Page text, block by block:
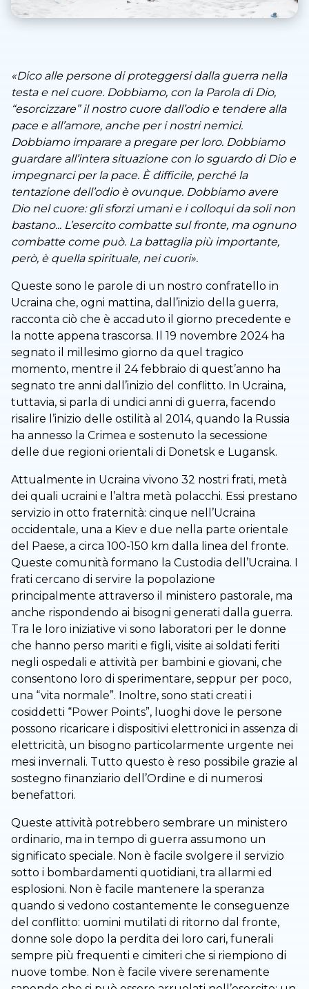
«Dico alle persone di proteggersi dalla guerra nella
testa e nel cuore. Dobbiamo, con la Parola di Dio,
“esorcizzare” il nostro cuore dall’odio e tendere alla
pace e all’amore, anche per i nostri nemici.
Dobbiamo imparare a pregare per loro. Dobbiamo
guardare all’intera situazione con lo sguardo di Dio e
impegnarci per la pace. È difficile, perché la
tentazione dell’odio è ovunque. Dobbiamo avere
Dio nel cuore: gli sforzi umani e i colloqui da soli non
bastano... L’esercito combatte sul fronte, ma ognuno
combatte come può. La battaglia più importante,
però, è quella spirituale, nei cuori».
Queste sono le parole di un nostro confratello in
Ucraina che, ogni mattina, dall’inizio della guerra,
racconta ciò che è accaduto il giorno precedente e
la notte appena trascorsa. Il 19 novembre 2024 ha
segnato il millesimo giorno da quel tragico
momento, mentre il 24 febbraio di quest’anno ha
segnato tre anni dall’inizio del conflitto. In Ucraina,
tuttavia, si parla di undici anni di guerra, facendo
risalire l’inizio delle ostilità al 2014, quando la Russia
ha annesso la Crimea e sostenuto la secessione
delle due regioni orientali di Donetsk e Lugansk.
Attualmente in Ucraina vivono 32 nostri frati, metà
dei quali ucraini e l’altra metà polacchi. Essi prestano
servizio in otto fraternità: cinque nell’Ucraina
occidentale, una a Kiev e due nella parte orientale
del Paese, a circa 100-150 km dalla linea del fronte.
Queste comunità formano la Custodia dell’Ucraina. I
frati cercano di servire la popolazione
principalmente attraverso il ministero pastorale, ma
anche rispondendo ai bisogni generati dalla guerra.
Tra le loro iniziative vi sono laboratori per le donne
che hanno perso mariti e figli, visite ai soldati feriti
negli ospedali e attività per bambini e giovani, che
consentono loro di sperimentare, seppur per poco,
una “vita normale”. Inoltre, sono stati creati i
cosiddetti “Power Points”, luoghi dove le persone
possono ricaricare i dispositivi elettronici in assenza di
elettricità, un bisogno particolarmente urgente nei
mesi invernali. Tutto questo è reso possibile grazie al
sostegno finanziario dell’Ordine e di numerosi
benefattori.
Queste attività potrebbero sembrare un ministero
ordinario, ma in tempo di guerra assumono un
significato speciale. Non è facile svolgere il servizio
sotto i bombardamenti quotidiani, tra allarmi ed
esplosioni. Non è facile mantenere la speranza
quando si vedono costantemente le conseguenze
del conflitto: uomini mutilati di ritorno dal fronte,
donne sole dopo la perdita dei loro cari, funerali
sempre più frequenti e cimiteri che si riempiono di
nuove tombe. Non è facile vivere serenamente